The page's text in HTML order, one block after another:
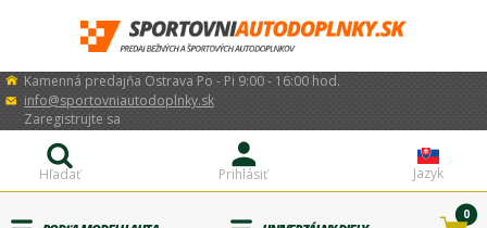
Kamenná predajňa Ostrava Po - Pi 9:00 - 16:00 hod.
info@sportovniautodoplnky.sk
Jazyk
Prihlásiť
Zaregistrujte sa
Hľadať
0